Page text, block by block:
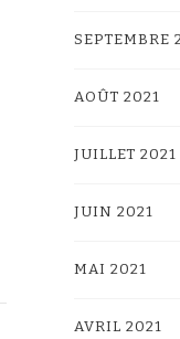
SEPTEMBRE
AOÛT 2021
JUILLET 2021
JUIN 2021
MAI 2021
AVRIL 2021